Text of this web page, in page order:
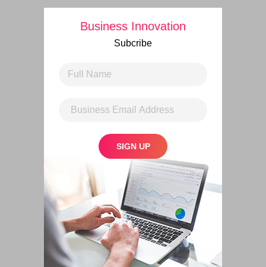
Business Innovation
Subcribe